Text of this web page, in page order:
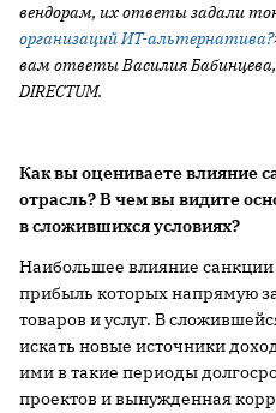
вендорам, их ответы задали
организаций ИТ-альтернатива?
вам ответы Василия
DIRECTUM.
Как вы оцениваете влияние
отрасль? В чем вы видите
в сложившихся условиях?
Наибольшее влияние санкции
прибыль которых напрямую
товаров и услуг. В
искать новые источники
ими в такие периоды
проектов и вынужденная